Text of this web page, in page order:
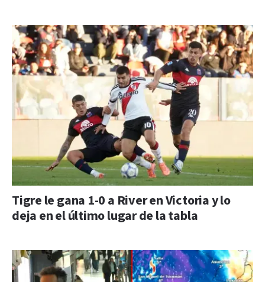
Tigre le gana 1-0 a River en Victoria y lo
deja en el último lugar de la tabla